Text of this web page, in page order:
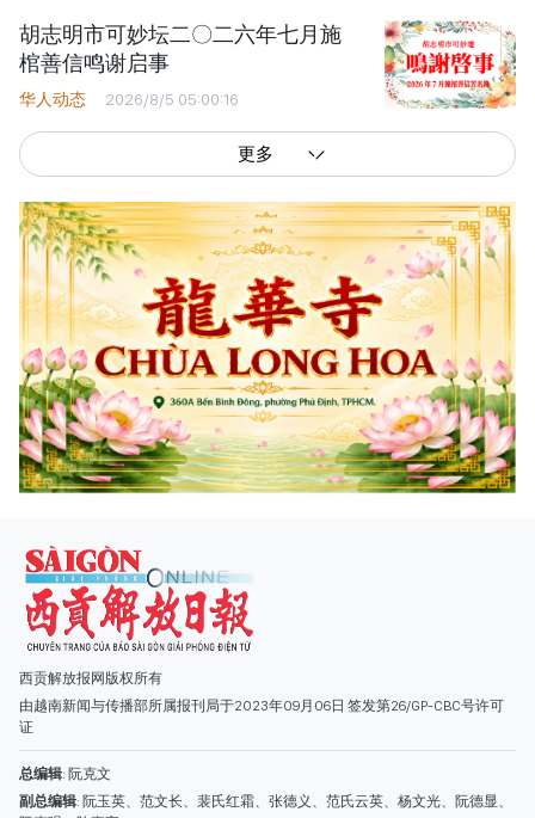
胡志明市可妙坛二〇二六年七月施
棺善信鸣谢启事
华人动态 2026/8/5 05:00:16
更多
西贡解放报网版权所有
由越南新闻与传播部所属报刊局于2023年09月06日 签发第26/GP-CBC号许可
证
阮克强、陈嘉宝
主编: 阮玉英
社址: 胡志明市棋盘坊阮氏明开街432-434号
总台: (028) 39294091 - 转 060
电子信箱
广告部
(028) 38334185
quangcaohoavan09@gmail.com;